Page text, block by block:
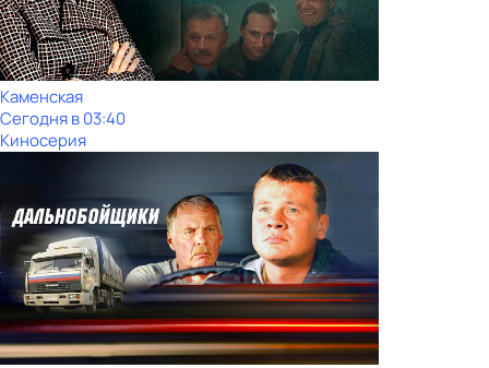
Каменская
Сегодня в 03:40
Киносерия